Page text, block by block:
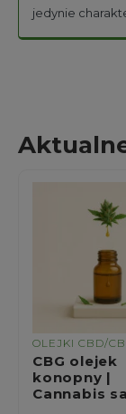
jedynie
EKSTRAKTY
GLA
| Omega-6 z